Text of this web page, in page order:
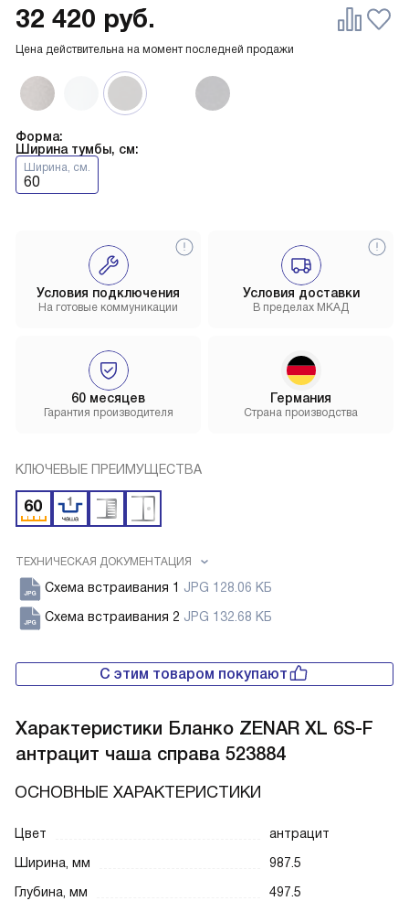
Форма:
Ширина тумбы, см:
Ширина, см.
60
Цена действительна на момент последней продажи
32 420 руб.
Условия доставки
В пределах МКАД
60 месяцев
Гарантия производителя
Условия подключения
На готовые коммуникации
Германия
Страна производства
КЛЮЧЕВЫЕ ПРЕИМУЩЕСТВА
ТЕХНИЧЕСКАЯ ДОКУМЕНТАЦИЯ
Схема встраивания 1 JPG 128.06 КБ
Схема встраивания 2 JPG 132.68 КБ
С этим товаром покупают
Характеристики Бланко ZENAR XL 6S-F
антрацит чаша справа 523884
ОСНОВНЫЕ ХАРАКТЕРИСТИКИ
Цвет
антрацит
Ширина, мм
987.5
Глубина, мм
497.5